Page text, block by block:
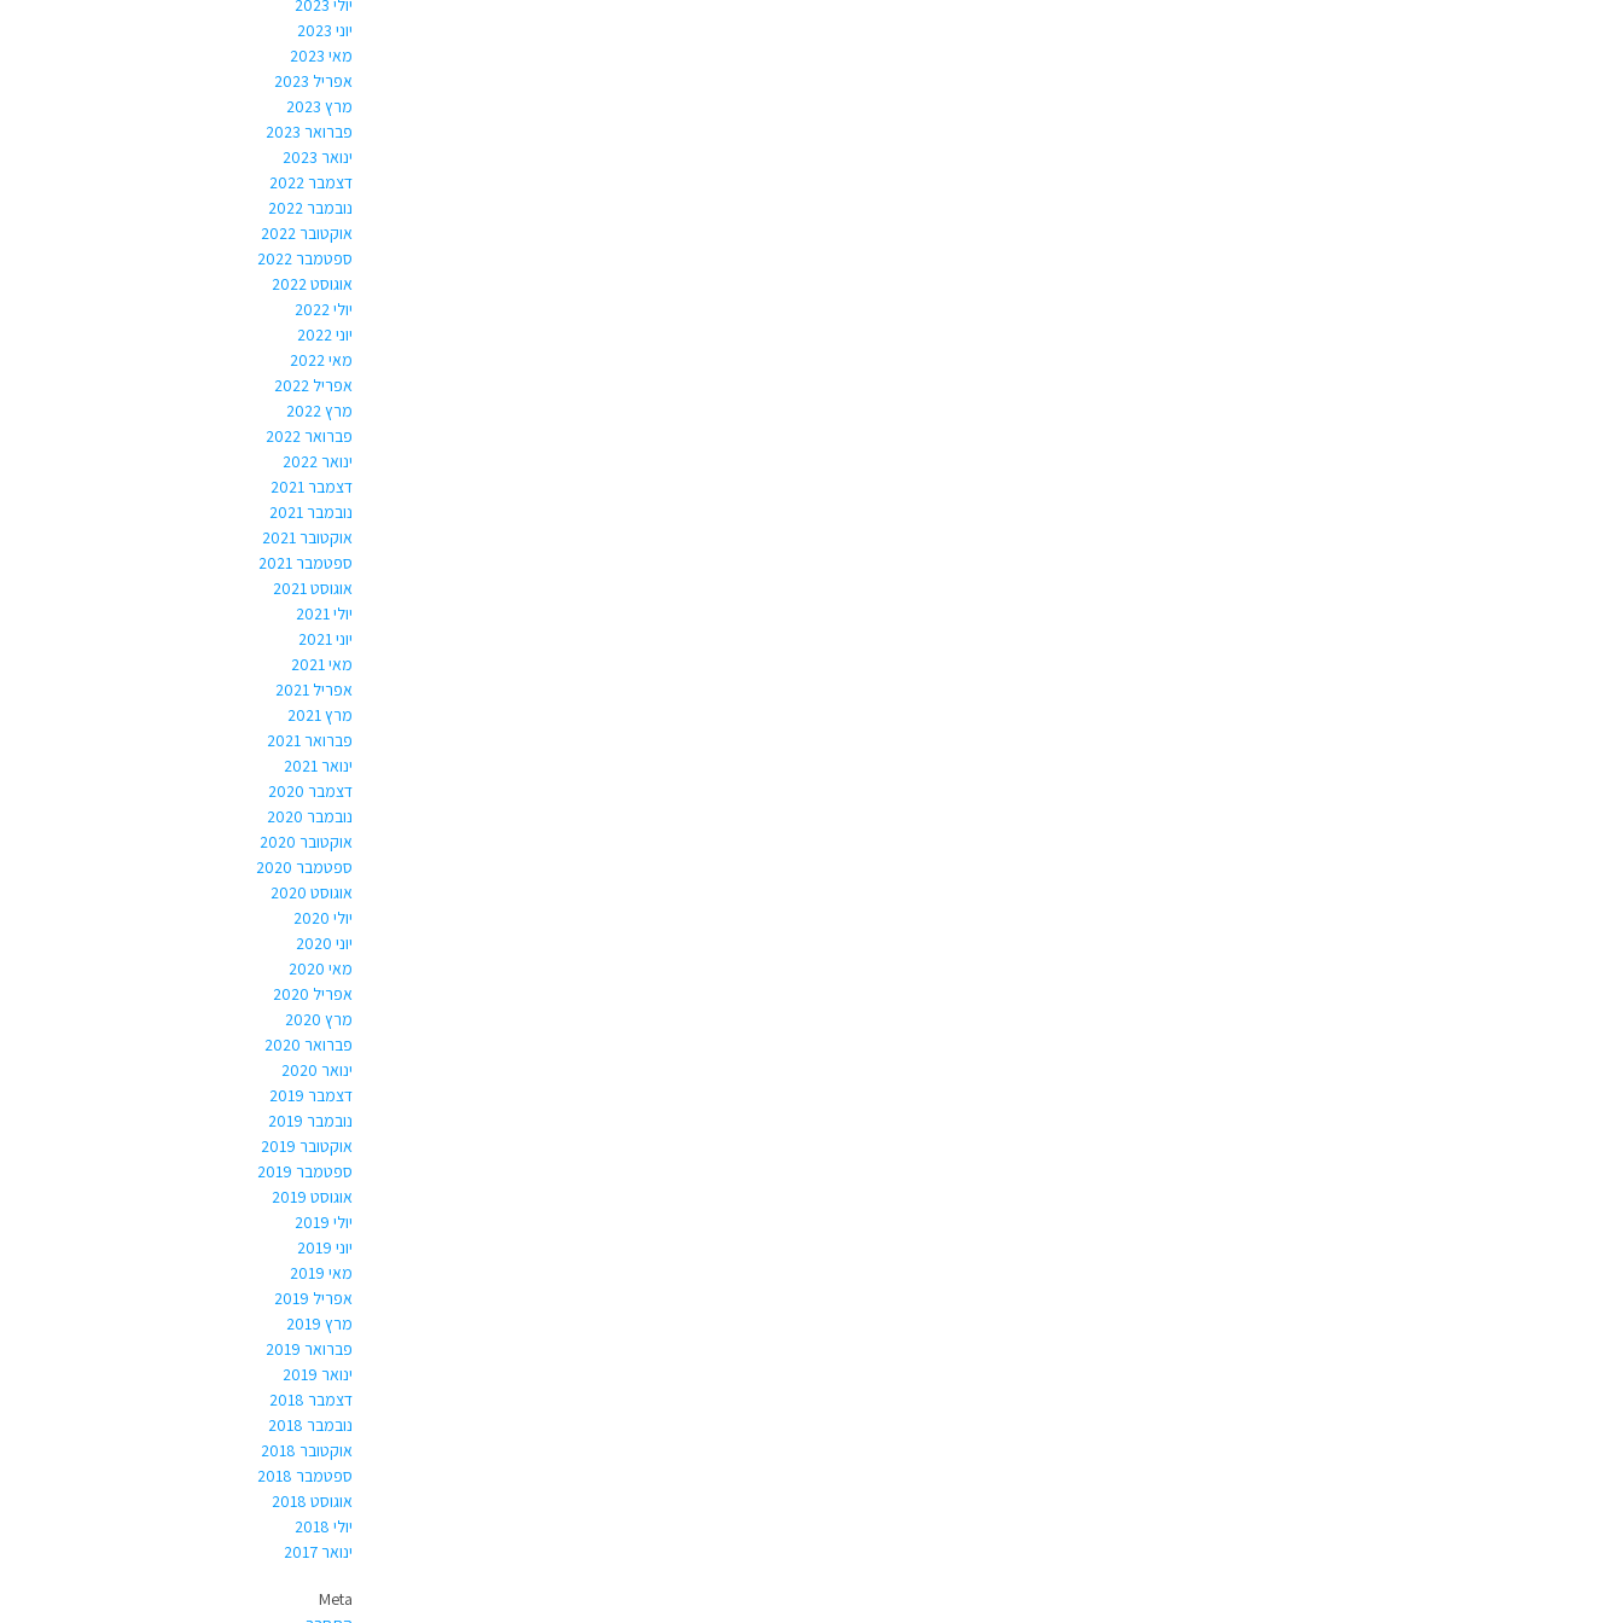
יוני 2023
מאי 2023
אפריל 2023
מרץ 2023
פברואר 2023
ינואר 2023
דצמבר 2022
נובמבר 2022
אוקטובר 2022
ספטמבר 2022
אוגוסט 2022
יולי 2022
יוני 2022
מאי 2022
אפריל 2022
מרץ 2022
פברואר 2022
ינואר 2022
דצמבר 2021
נובמבר 2021
אוקטובר 2021
ספטמבר 2021
אוגוסט 2021
יולי 2021
יוני 2021
מאי 2021
אפריל 2021
מרץ 2021
פברואר 2021
ינואר 2021
דצמבר 2020
נובמבר 2020
אוקטובר 2020
ספטמבר 2020
אוגוסט 2020
יולי 2020
יוני 2020
מאי 2020
אפריל 2020
מרץ 2020
פברואר 2020
ינואר 2020
דצמבר 2019
נובמבר 2019
אוקטובר 2019
ספטמבר 2019
אוגוסט 2019
יולי 2019
יוני 2019
מאי 2019
אפריל 2019
מרץ 2019
פברואר 2019
ינואר 2019
דצמבר 2018
נובמבר 2018
אוקטובר 2018
ספטמבר 2018
אוגוסט 2018
יולי 2018
ינואר 2017
Meta